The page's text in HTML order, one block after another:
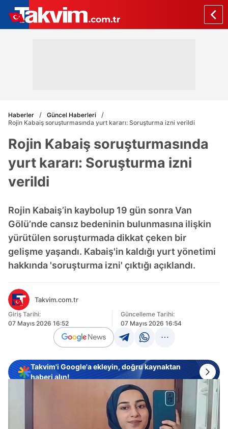
Haberler
Güncel Haberleri
Rojin Kabaiş soruşturmasında yurt kararı: Soruşturma izni verildi
Rojin Kabaiş soruşturmasında
yurt kararı: Soruşturma izni
verildi
Rojin Kabaiş’in kaybolup 19 gün sonra Van
Gölü’nde cansız bedeninin bulunmasına ilişkin
yürütülen soruşturmada dikkat çeken bir
gelişme yaşandı. Kabaiş'in kaldığı yurt yönetimi
hakkında 'soruşturma izni' çıktığı açıklandı.
Takvim.com.tr
Giriş Tarihi:
07 Mayıs 2026 16:52
Güncelleme Tarihi:
07 Mayıs 2026 16:54
Takvim'i Google'a ekleyin, doğru kaynaktan
haberi alın!